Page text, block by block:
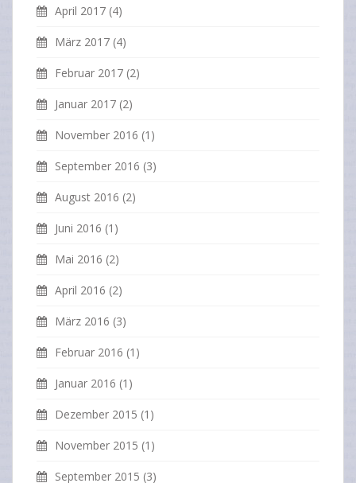
April 2017 (4)
März 2017 (4)
Februar 2017 (2)
Januar 2017 (2)
November 2016 (1)
September 2016 (3)
August 2016 (2)
Juni 2016 (1)
Mai 2016 (2)
April 2016 (2)
März 2016 (3)
Februar 2016 (1)
Januar 2016 (1)
Dezember 2015 (1)
November 2015 (1)
September 2015 (3)